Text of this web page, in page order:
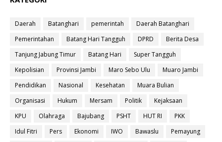
Daerah Batanghari pemerintah
Daerah Batanghari
Pemerintahan
Batang Hari Tangguh DPRD
Berita Desa
Tanjung Jabung Timur
Batang Hari
Super Tangguh
Kepolisian
Provinsi Jambi Maro Sebo Ulu
Muaro Jambi
Pendidikan
Nasional Kesehatan
Muara Bulian
Organisasi
Hukum Mersam Politik
Kejaksaan
KPU
Olahraga Bajubang PSHT HUT RI
PKK
Idul Fitri
Pers Ekonomi IWO Bawaslu
Pemayung